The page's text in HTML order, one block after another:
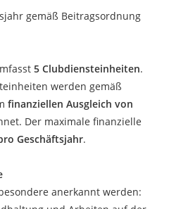
gemäß Beitragsordnung
5 Clubdiensteinheiten.
werden gemäß
finanziellen Ausgleich von
Der maximale finanzielle
Geschäftsjahr.
anerkannt werden: